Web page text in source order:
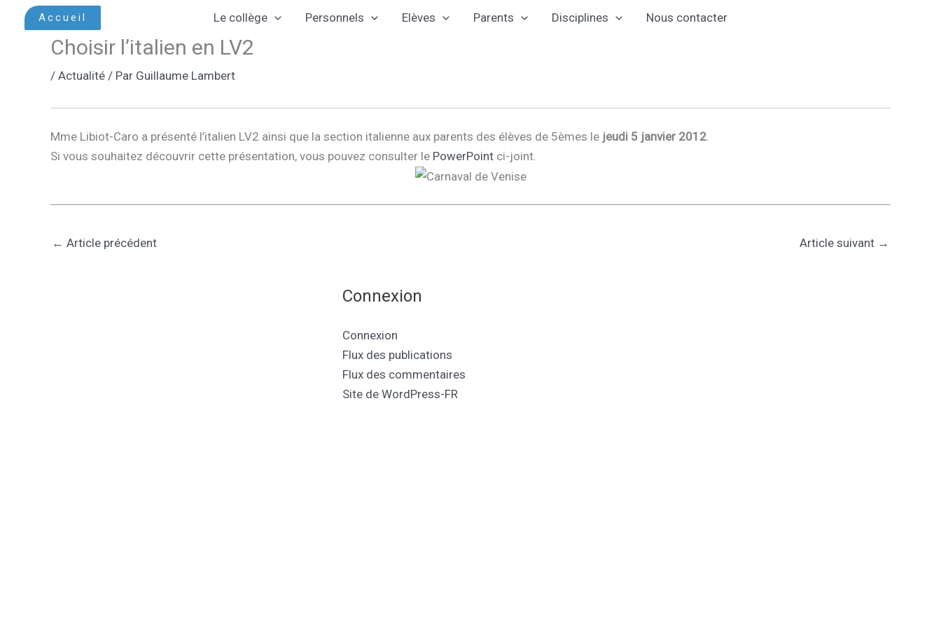
Accueil Le collège Personnels Elèves Parents Disciplines Nous contacter
Choisir l’italien en LV2
/ Actualité / Par Guillaume Lambert
Mme Libiot-Caro a présenté l’italien LV2 ainsi que la section italienne aux parents des élèves de 5èmes le jeudi 5 janvier 2012
Si vous souhaitez découvrir cette présentation, vous pouvez consulter le PowerPoint ci-joint.
← Article précédent Article suivant →
Connexion
Connexion
Flux des publications
Flux des commentaires
Site de WordPress-FR